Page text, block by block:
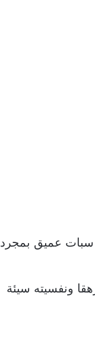
سبات عميق بمجرد
ونفسيته سيئة